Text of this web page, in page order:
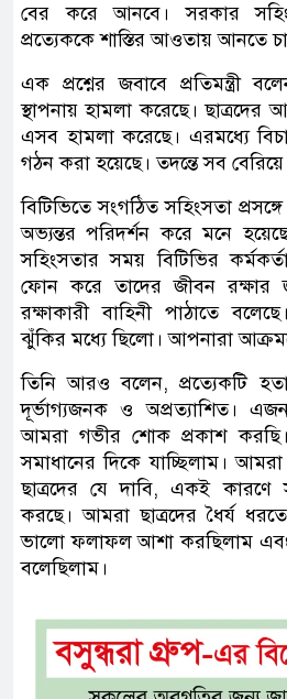
বের করে আনবে। সরকার
প্রত্যেককে শাস্তির আওতায় আনতে
এক প্রশ্নের জবাবে প্রতিমন্ত্রী
স্থাপনায় হামলা করেছে।
এসব হামলা করেছে। এরমধ্যে
গঠন করা হয়েছে। তদন্তে সব
বিটিভিতে সংগঠিত সহিংসতা প্রসঙ্গে
অভ্যন্তর পরিদর্শন করে মনে
সহিংসতার সময় বিটিভির
ফোন করে তাদের জীবন
রক্ষাকারী বাহিনী পাঠাতে
ঝুঁকির মধ্যে ছিলো। আপনারা
তিনি আরও বলেন, প্রত্যেকটি
দূর্ভাগ্যজনক ও অপ্রত্যাশিত।
আমরা গভীর শোক প্রকাশ করছি।
সমাধানের দিকে যাচ্ছিলাম।
ছাত্রদের যে দাবি, একই
করছে। আমরা ছাত্রদের ধৈর্য
ভালো ফলাফল আশা করছিলাম
বলেছিলাম।